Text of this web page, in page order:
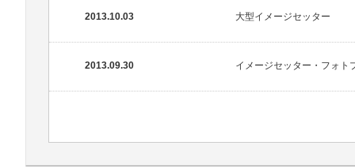
2013.10.03 大型イメージセッター
2013.09.30 イメージセッター・フォト